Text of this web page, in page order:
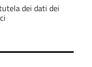
dei dati dei